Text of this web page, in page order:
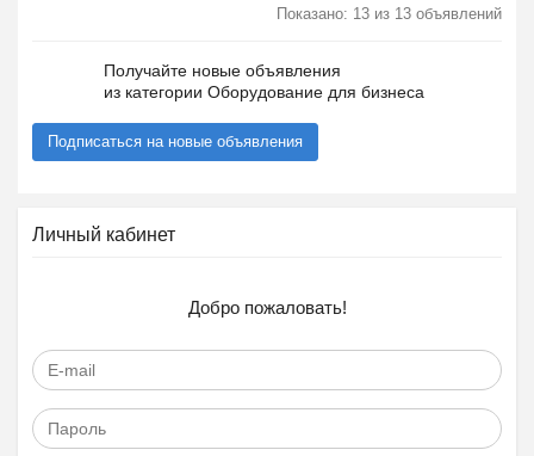
Показано: 13 из 13 объявлений
Получайте новые объявления
из категории Оборудование для бизнеса
Подписаться на новые объявления
Личный кабинет
Добро пожаловать!